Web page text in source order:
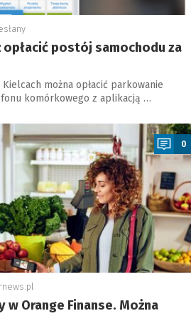
opłacić postój samochodu za
można opłacić parkowanie
komórkowego z aplikacją …
0
w Orange Finanse. Można